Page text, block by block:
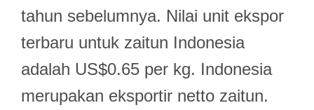
tahun sebelumnya. Nilai unit ekspor
terbaru untuk zaitun Indonesia
adalah US$0.65 per kg. Indonesia
merupakan eksportir netto zaitun.